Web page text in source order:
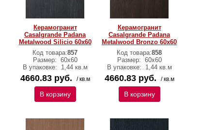
Керамогранит
Casalgrande Padana
Metalwood Silicio 60х60
Код товара:857
Размер: 60х60
В упаковке:
1,44 кв.м
4660.83 руб. / кв.м
В корзину
Керамогранит
Casalgrande Padana
Metalwood Bronzo 60х60
Код товара:858
Размер: 60х60
В упаковке:
1,44 кв.м
4660.83 руб. / кв.м
В корзину